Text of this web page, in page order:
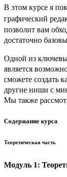
В этом курсе я
графический
позволит вам
достаточно
Одной из
является
сможете создать
другие ниши с
Мы также
Содержание курса
Теоретическая часть
Модуль 1: